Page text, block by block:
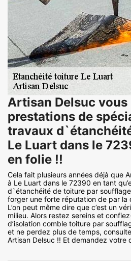
Artisan Delsuc vous
prestations de
travaux
Le Luart dans le
en folie !!
Cela fait plusieurs années déjà que
à Le Luart dans le 72390 en tant
d`étanchéité de toiture par
forger une forte réputation de par la
L’on peut même dire que c’est un
milieu. Alors restez sereins et
d’isolation comble toiture par
et ne perdez plus de temps,
Artisan Delsuc !! Et demandez votre